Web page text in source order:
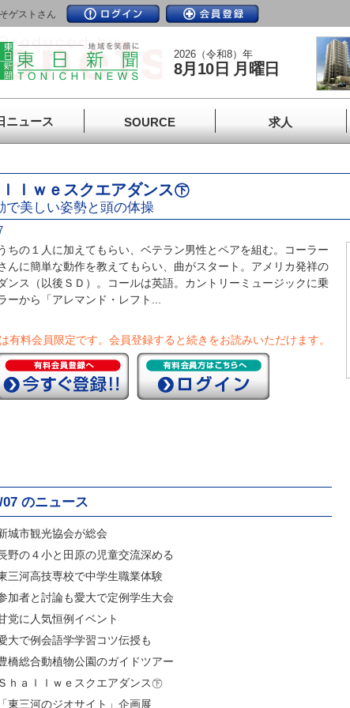
ゲストさん
2026（令和8）年
8月10日 月曜日
ニュース SOURCE 求人
ｌｗｅスクエアダンス㊦
で美しい姿勢と頭の体操
ちの１人に加えてもらい、ベテラン男性とペアを組む。コーラー
んに簡単な動作を教えてもらい、曲がスタート。アメリカ発祥の
ンス（以後ＳＤ）。コールは英語。カントリーミュージックに乗
ーから「アレマンド・レフト...
有料会員限定です。 会員登録すると続きをお読みいただけます。
07 のニュース
城市観光協会が総会
野の４小と田原の児童交流深める
三河高技専校で中学生職業体験
加者と討論も愛大で定例学生大会
党に人気恒例イベント
大で例会語学学習コツ伝授も
橋総合動植物公園のガイドツアー
Ｓｈａｌｌｗｅスクエアダンス㊦
「東三河のジオサイト」企画展